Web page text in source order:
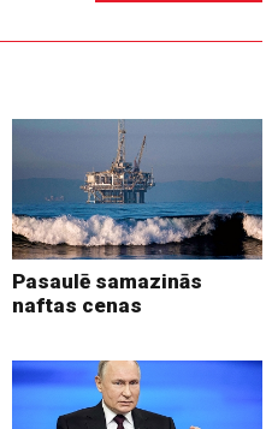
Pasaulē samazinās
naftas cenas